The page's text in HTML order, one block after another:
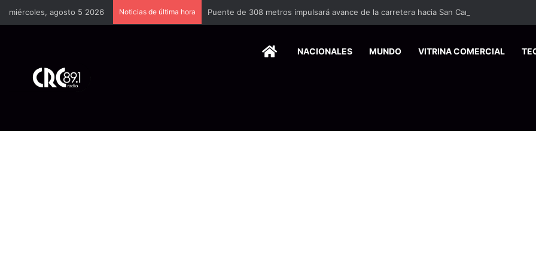
miércoles, agosto 5 2026 Noticias de última hora Puente de 308 metros impulsará avance de la carretera hacia San Carlos
HOMENACIONALES MUNDO VITRINA COMERCIAL